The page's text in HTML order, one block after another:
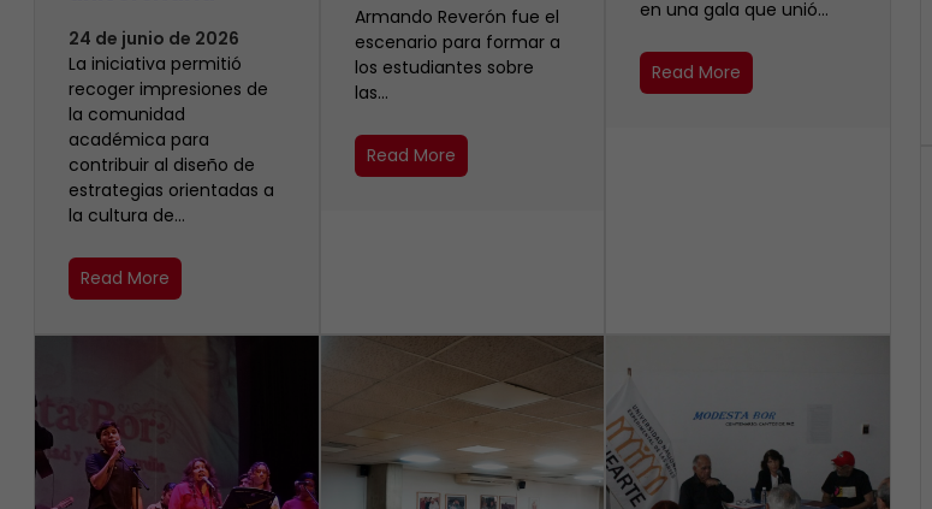
24 de junio de 2026
La iniciativa permitió
recoger impresiones de
la comunidad
académica para
contribuir al diseño de
estrategias orientadas a
la cultura de…
Read More
Armando Reverón fue el
escenario para formar a
los estudiantes sobre
las…
Read More
en una gala que unió…
Read More